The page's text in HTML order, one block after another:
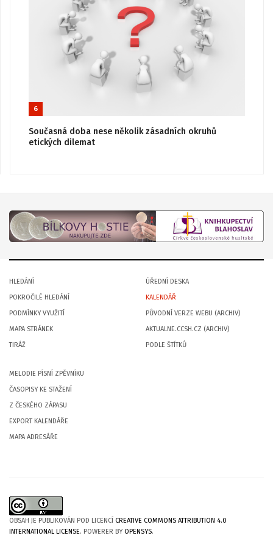
6
Současná doba nese několik zásadních okruhů
etických dilemat
HLEDÁNÍ
POKROČILÉ HLEDÁNÍ
PODMÍNKY VYUŽITÍ
MAPA STRÁNEK
TIRÁŽ
ÚŘEDNÍ DESKA
KALENDÁŘ
PŮVODNÍ VERZE WEBU (ARCHIV)
AKTUALNE.CCSH.CZ (ARCHIV)
PODLE ŠTÍTKŮ
MELODIE PÍSNÍ ZPĚVNÍKU
ČASOPISY KE STAŽENÍ
Z ČESKÉHO ZÁPASU
EXPORT KALENDÁŘE
MAPA ADRESÁŘE
OBSAH JE PUBLIKOVÁN POD LICENCÍ CREATIVE COMMONS ATTRIBUTION 4.0
INTERNATIONAL LICENSE. POWERER BYOPENSYS.